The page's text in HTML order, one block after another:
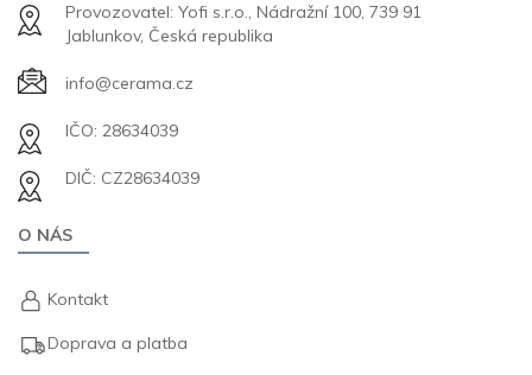
Provozovatel: Yofi s.r.o., Nádražní 100, 739 91
Jablunkov, Česká republika
info@cerama.cz
IČO: 28634039
DIČ: CZ28634039
O NÁS
Kontakt
Doprava a platba